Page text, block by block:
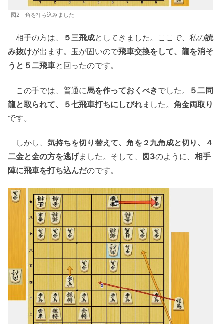
図2 角を打ち込みました
相手の方は、 ５三飛成としてきました。ここで、私の読
み抜けが出ます。玉が固いので飛車交換をして、龍を消そ
うと５二飛車と回ったのです。
この手では、普通に馬を作っておくべきでした。
５二同
龍と取られて、５七飛車打ちにしびれました。 角金両取り
です。
しかし、 気持ちを切り替えて、角を２九角成と切り、４
二金と金の方を逃げました。そして、 図3のように、 相手
陣に飛車を打ち込んだのです。